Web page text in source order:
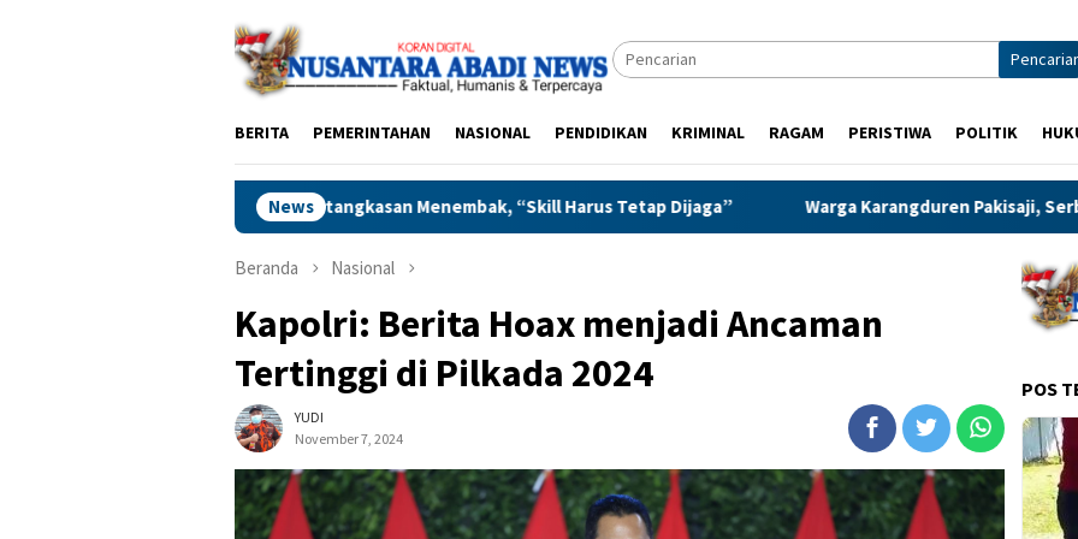
BERITA PEMERINTAHAN NASIONAL PENDIDIKAN KRIMINAL RAGAM PERISTIWA POLITIK
News
Asah Ketangkasan Menembak, “Skill Harus Tetap Dijaga” Warga Karangduren Pakisaji, Serbu Program Shuling, Penuh
Beranda Nasional
Kapolri: Berita Hoax menjadi Ancaman
Tertinggi di Pilkada 2024
YUDI
November 7, 2024
POS